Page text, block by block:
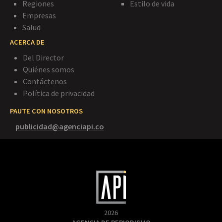
Regiones
Empresas
Salud
Estilo de vida
ACERCA DE
Del Director
Quiénes somos
Contáctenos
Política de privacidad
PAUTE CON NOSOTROS
publicidad@agenciapi.co
2026